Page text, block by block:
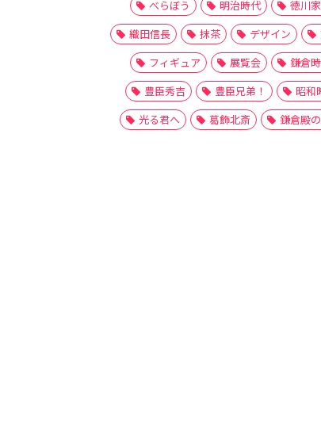
べらぼう
明治時代
徳川
織田信長
抹茶 デザイン
フィギュア
展覧会
鎌倉
豊臣秀吉
豊臣兄弟！
昭和
光る君へ
葛飾北斎 鎌倉殿